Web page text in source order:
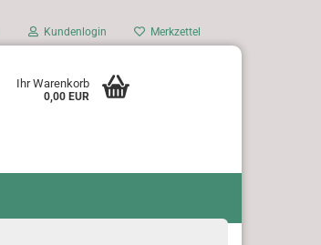
Kundenlogin Merkzettel
Ihr Warenkorb
0,00 EUR